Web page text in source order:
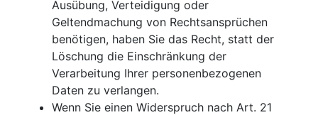
Ausübung, Verteidigung oder
Geltendmachung von Rechtsansprüchen
benötigen, haben Sie das Recht, statt der
Löschung die Einschränkung der
Verarbeitung Ihrer personenbezogenen
Daten zu verlangen.
Wenn Sie einen Widerspruch nach Art. 21